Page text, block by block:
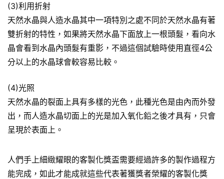
(3)利用折射
天然水晶與人造水晶其中一項特別之處不同於天然水晶有著
雙折射的特性，如果將天然水晶下面放上一根頭髮，看向水
晶會看到水晶內頭髮有重影，不過這個試驗時使用直徑4公
分以上的水晶球會較容易比較。
(4)光照
天然水晶的裂面上具有多樣的光色，此種光色是由內而外發
出，而人造水晶切面上的光是加入氧化鉛之後才具有，只會
呈現於表面上。
人們手上細緻耀眼的客製化獎盃需要經過許多的製作過程方
能完成，如此才能成就這些代表著獲獎者榮耀的客製化獎